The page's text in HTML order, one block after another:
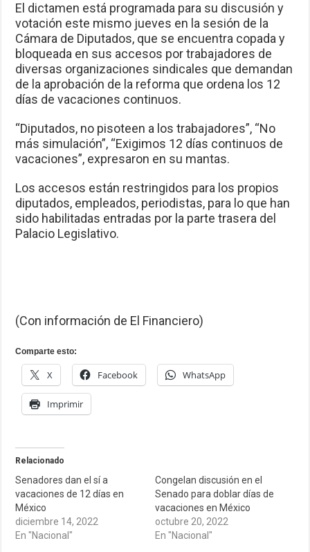
El dictamen está programada para su discusión y
votación este mismo jueves en la sesión de la
Cámara de Diputados, que se encuentra copada y
bloqueada en sus accesos por trabajadores de
diversas organizaciones sindicales que demandan
de la aprobación de la reforma que ordena los 12
días de vacaciones continuos.
“Diputados, no pisoteen a los trabajadores”, “No
más simulación”, “Exigimos 12 días continuos de
vacaciones”, expresaron en su mantas.
Los accesos están restringidos para los propios
diputados, empleados, periodistas, para lo que han
sido habilitadas entradas por la parte trasera del
Palacio Legislativo.
(Con información de El Financiero)
Comparte esto:
X Facebook WhatsApp
Imprimir
Relacionado
Senadores dan el sí a
vacaciones de 12 días en
México
diciembre 14, 2022
En "Nacional"
Congelan discusión en el
Senado para doblar días de
vacaciones en México
octubre 20, 2022
En "Nacional"